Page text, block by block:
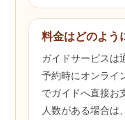
料金はどのよう
ガイドサービスは
予約時にオンライ
でガイドへ直接お
人数がある場合は